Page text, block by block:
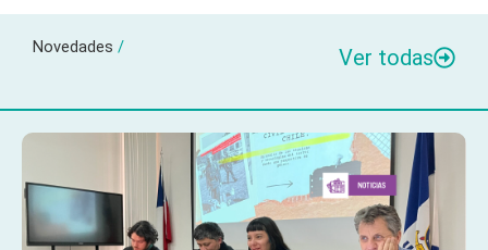
Novedades / Ver todas